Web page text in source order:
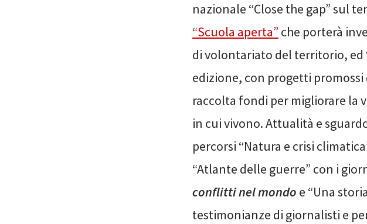
nazionale “Close the gap” sul
“Scuola aperta” che porterà
di volontariato del territorio, ed
edizione, con progetti promossi
raccolta fondi per migliorare la
in cui vivono. Attualità e
percorsi “Natura e crisi
“Atlante delle guerre” con i
conflitti nel mondo e “Una
testimonianze di giornalisti e